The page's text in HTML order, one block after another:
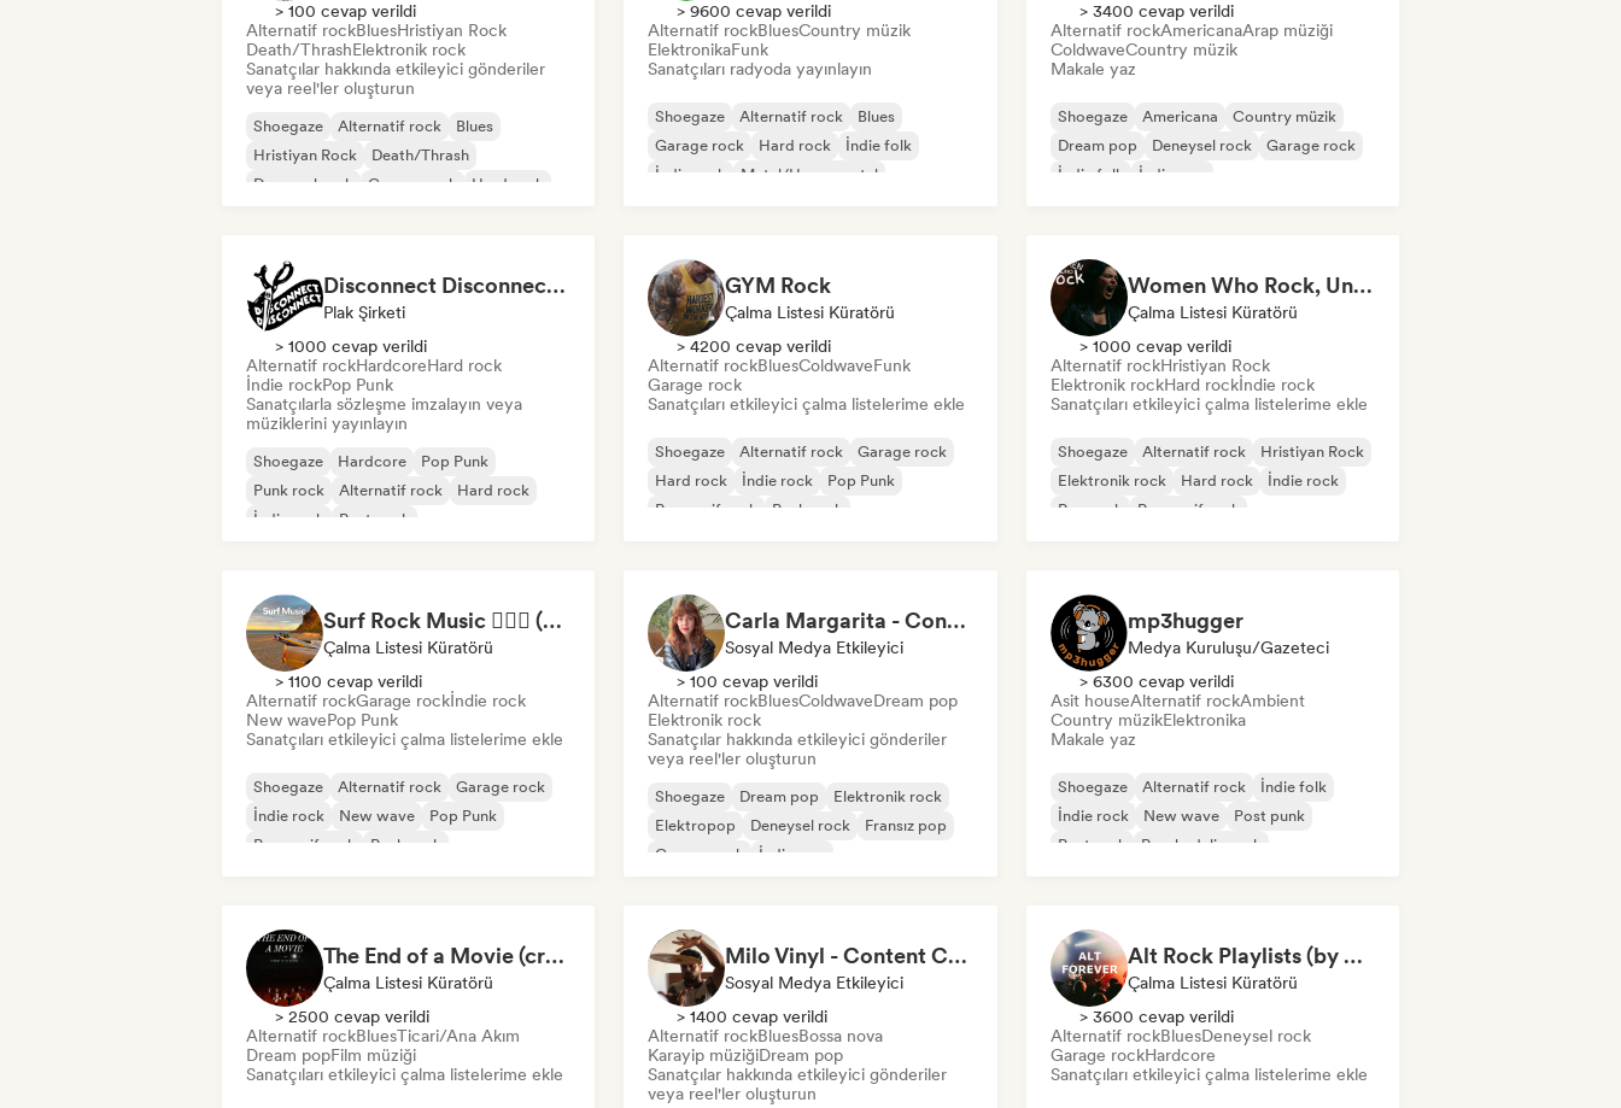
> 100 cevap verildi
Alternatif rockBluesHristiyan Rock
Death/ThrashElektronik rock
Sanatçılar hakkında etkileyici gönderiler
veya reel'ler oluşturun
Shoegaze Alternatif rock
Blues
Hristiyan Rock
Death/Thrash
Deneysel rock
Garage rock Hard rock
> 9600 cevap verildi
Alternatif rockBluesCountry müzik
ElektronikaFunk
Sanatçıları radyoda yayınlayın
Shoegaze Alternatif rock
Blues
Garage rock
Hard rock
İndie folk
İndie rock
Metal/Heavy metal
> 3400 cevap verildi
Alternatif rockAmericanaArap müziği
ColdwaveCountry müzik
Makale yaz
Shoegaze Americana
Country müzik
Dream pop
Deneysel rock
Garage rock
İndie folk
İndie pop
Disconnect Disconnect Records
Plak Şirketi
> 1000 cevap verildi
Alternatif rockHardcoreHard rock
İndie rockPop Punk
Sanatçılarla sözleşme imzalayın veya
müziklerini yayınlayın
Shoegaze Hardcore
Pop Punk
Punk rock
Alternatif rock
Hard rock
İndie rock
Post punk
GYM Rock
Çalma Listesi Küratörü
> 4200 cevap verildi
Alternatif rockBluesColdwaveFunk
Garage rock
Sanatçıları etkileyici çalma listelerime ekle
Shoegaze Alternatif rock
Garage rock
Hard rock
İndie rock
Pop Punk
Progresif rock
Punk rock
Women Who Rock, Unapologetically
Çalma Listesi Küratörü
> 1000 cevap verildi
Alternatif rockHristiyan Rock
Elektronik rockHard rockİndie rock
Sanatçıları etkileyici çalma listelerime ekle
Shoegaze Alternatif rock
Hristiyan Rock
Elektronik rock
Hard rock
İndie rock
Pop rock
Progresif rock
Surf Rock Music 🏄🏻‍♂️ (by Palmfy)
Çalma Listesi Küratörü
> 1100 cevap verildi
Alternatif rockGarage rockİndie rock
New wavePop Punk
Sanatçıları etkileyici çalma listelerime ekle
Shoegaze Alternatif rock
Garage rock
İndie rock
New wave
Pop Punk
Progresif rock
Punk rock
Carla Margarita - Content Creator
Sosyal Medya Etkileyici
> 100 cevap verildi
Alternatif rockBluesColdwaveDream pop
Elektronik rock
Sanatçılar hakkında etkileyici gönderiler
veya reel'ler oluşturun
Shoegaze Dream pop
Elektronik rock
Elektropop
Deneysel rock
Fransız pop
Garage rock
İndie pop
mp3hugger
Medya Kuruluşu/Gazeteci
> 6300 cevap verildi
Asit houseAlternatif rockAmbient
Country müzikElektronika
Makale yaz
Shoegaze Alternatif rock
İndie folk
İndie rock
New wave
Post punk
Post rock
Psychedelic rock
The End of a Movie (credit scenes) 🎞️ Cinematic Dream Pop & Bedroom Indie
Çalma Listesi Küratörü
> 2500 cevap verildi
Alternatif rockBluesTicari/Ana Akım
Dream popFilm müziği
Sanatçıları etkileyici çalma listelerime ekle
Milo Vinyl - Content Creator
Sosyal Medya Etkileyici
> 1400 cevap verildi
Alternatif rockBluesBossa nova
Karayip müziğiDream pop
Sanatçılar hakkında etkileyici gönderiler
veya reel'ler oluşturun
Alt Rock Playlists (by Saticöy)
Çalma Listesi Küratörü
> 3600 cevap verildi
Alternatif rockBluesDeneysel rock
Garage rockHardcore
Sanatçıları etkileyici çalma listelerime ekle